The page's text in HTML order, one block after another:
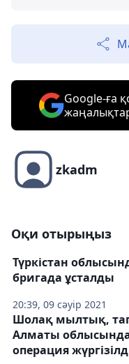
Google-ға
zkadm
Оқи отырыңыз
20:39, 09 сәуір 2021
Түркістан
бригада ұсталды
Шолақ мылтық,
Алматы
операция